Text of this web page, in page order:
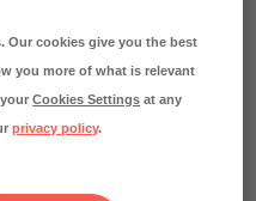
Our cookies give you the best
you more of what is relevant
yourCookies Settings at any
privacy policy.